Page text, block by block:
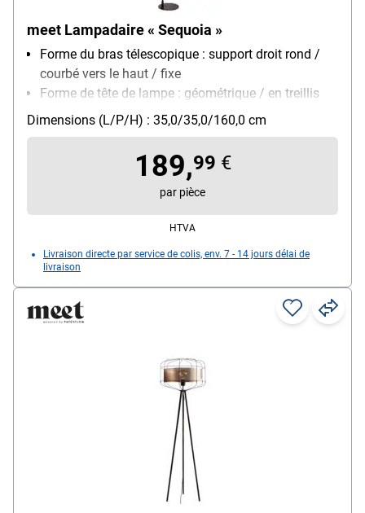
meet Lampadaire « Sequoia »
Forme du bras télescopique : support droit rond /
courbé vers le haut / fixe
Forme de tête de lampe : géométrique / en treillis
Montage : pied
Modèle d'ampoule : ampoule (non incluse) / E27 /
Particularités : socle lesté / interrupteur au pied sur
le câble / éléments en bois à la tête
Dimensions (L/P/H) : 35,0/35,0/160,0 cm
189,99 €
par pièce
HTVA
Livraison directe par service de colis, env. 7 - 14 jours délai de
livraison